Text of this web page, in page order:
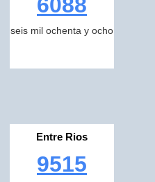
seis mil ochenta y ocho
Entre Rios
9515